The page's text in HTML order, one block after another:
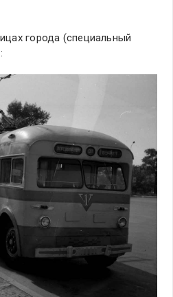
города (специальный